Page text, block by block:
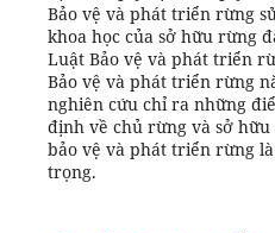
Bảo vệ và phát triển rừng
khoa học của sở hữu rừng
Luật Bảo vệ và phát triển
Bảo vệ và phát triển rừng
nghiên cứu chỉ ra những
định về chủ rừng và sở
bảo vệ và phát triển rừng
trọng.